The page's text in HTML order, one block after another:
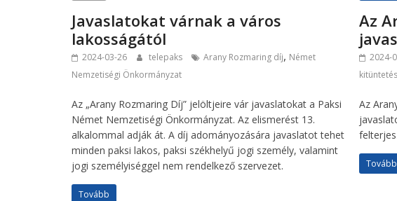
Javaslatokat várnak a város
lakosságától
2024-03-26 telepaks Arany Rozmaring díj, Német
Nemzetiségi Önkormányzat
Az „Arany Rozmaring Díj” jelöltjeire vár javaslatokat a Paksi
Német Nemzetiségi Önkormányzat. Az elismerést 13.
alkalommal adják át. A díj adományozására javaslatot tehet
minden paksi lakos, paksi székhelyű jogi személy, valamint
jogi személyiséggel nem rendelkező szervezet.
Tovább
Az
2024-
kitüntetés
Az
Tovább